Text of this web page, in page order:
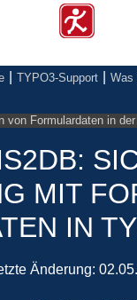
TYPO3-Support Was
von Formulardaten in
MIT
IN
Änderung: